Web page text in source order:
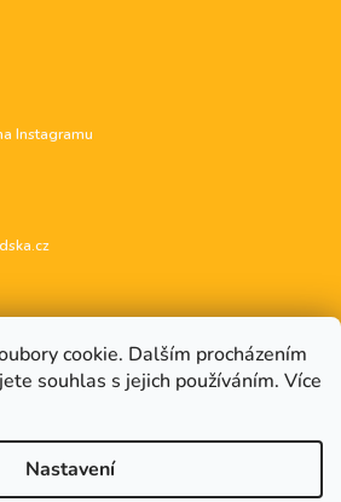
cookie. Dalším procházením
souhlas s jejich používáním. Více
Nastavení
Instagramu